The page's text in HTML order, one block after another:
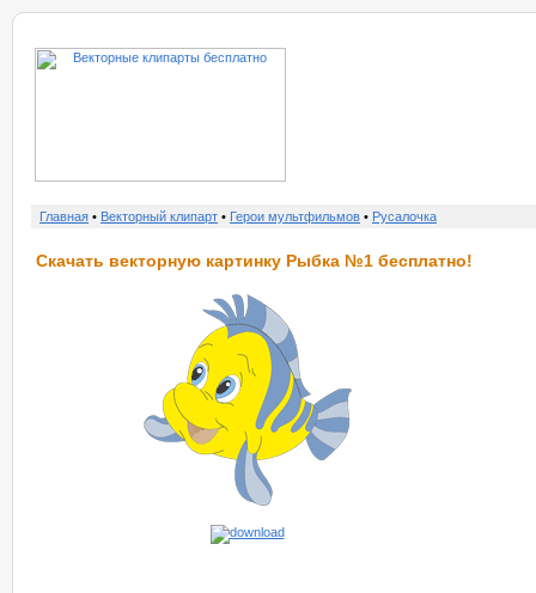
Главная • Векторный клипарт • Герои мультфильмов • Русалочка
Скачать векторную картинку Рыбка №1 бесплатно!